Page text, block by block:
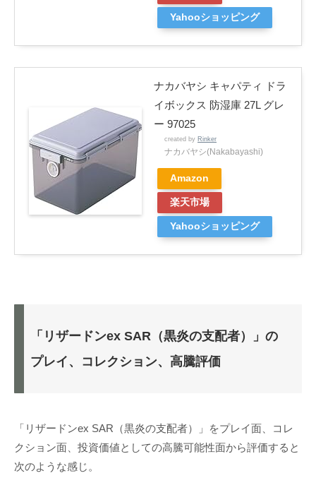
Yahooショッピング
ナカバヤシ キャパティ ドラ
イボックス 防湿庫 27L グレ
ー 97025
created by Rinker
ナカバヤシ(Nakabayashi)
Amazon
楽天市場
Yahooショッピング
「リザードンex SAR（黒炎の支配者）」の
プレイ、コレクション、高騰評価
「リザードンex SAR（黒炎の支配者）」をプレイ面、コレ
クション面、投資価値としての高騰可能性面から評価すると
次のような感じ。